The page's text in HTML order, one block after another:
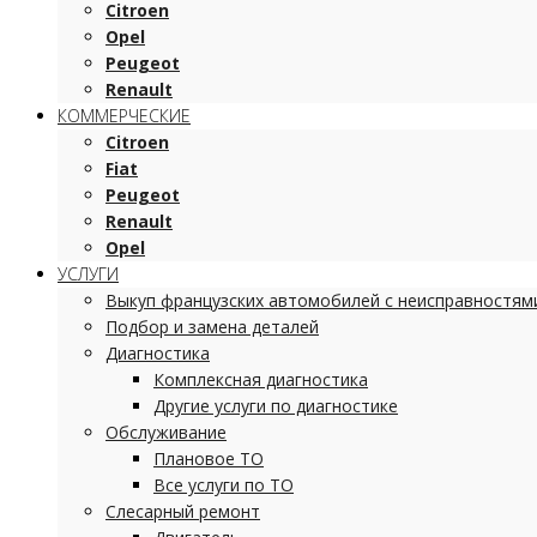
Citroen
Opel
Peugeot
Renault
КОММЕРЧЕСКИЕ
Citroen
Fiat
Peugeot
Renault
Opel
УСЛУГИ
Выкуп французских автомобилей с
Подбор и замена деталей
Диагностика
Комплексная диагностика
Другие услуги по диагностике
Обслуживание
Плановое ТО
Все услуги по ТО
Слесарный ремонт